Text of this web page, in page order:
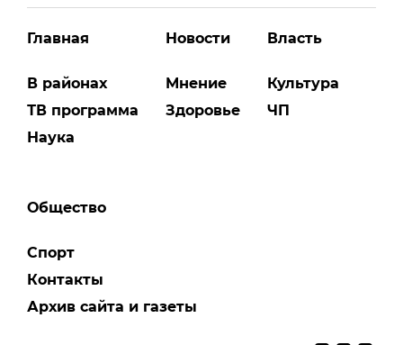
Главная
В районах
ТВ программа
Наука
Новости
Мнение
Здоровье
Власть
Культура
ЧП
Общество
Спорт
Контакты
Архив сайта и газеты